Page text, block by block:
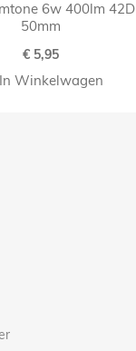
6w 400lm 42D
50mm
€ 5,95
In Winkelwagen